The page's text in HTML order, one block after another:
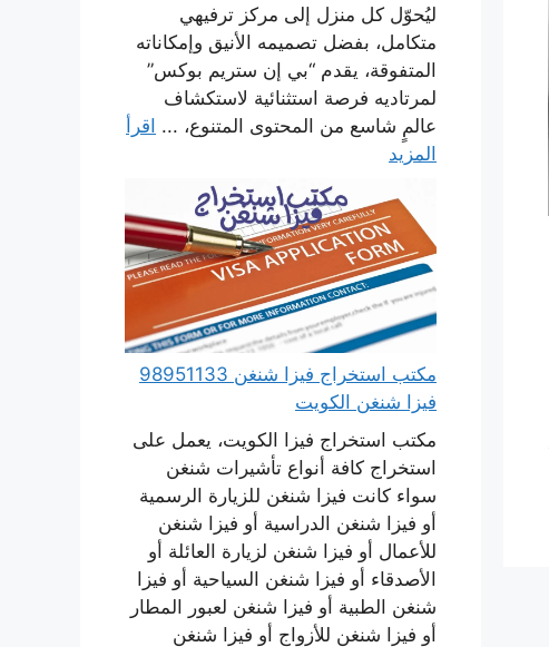
ليُحوّل كل منزل إلى مركز ترفيهي
متكامل، بفضل تصميمه الأنيق وإمكاناته
المتفوقة، يقدم “بي إن ستريم بوكس”
لمرتاديه فرصة استثنائية لاستكشاف
عالمٍ شاسع من المحتوى المتنوع، ... اقرأ
المزيد
مكتب استخراج فيزا شنغن 98951133
فيزا شنغن الكويت
مكتب استخراج فيزا الكويت، يعمل على
استخراج كافة أنواع تأشيرات شنغن
سواء كانت فيزا شنغن للزيارة الرسمية
أو فيزا شنغن الدراسية أو فيزا شنغن
للأعمال أو فيزا شنغن لزيارة العائلة أو
الأصدقاء أو فيزا شنغن السياحية أو فيزا
شنغن الطبية أو فيزا شنغن لعبور المطار
أو فيزا شنغن للأزواج أو فيزا شنغن